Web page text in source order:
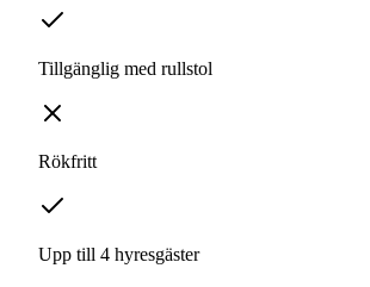
Tillgänglig med rullstol
Rökfritt
Upp till 4 hyresgäster